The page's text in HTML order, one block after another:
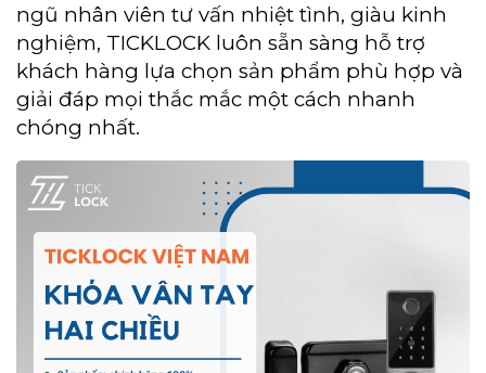
ngũ nhân viên tư vấn nhiệt tình, giàu kinh
nghiệm, TICKLOCK luôn sẵn sàng hỗ trợ
khách hàng lựa chọn sản phẩm phù hợp và
giải đáp mọi thắc mắc một cách nhanh
chóng nhất.